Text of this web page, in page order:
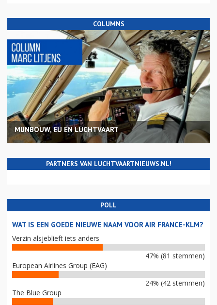
COLUMNS
MIJNBOUW, EU EN LUCHTVAART
PARTNERS VAN LUCHTVAARTNIEUWS.NL!
POLL
WAT IS EEN GOEDE NIEUWE NAAM VOOR AIR FRANCE-KLM?
Verzin alsjeblieft iets anders
47% (81 stemmen)
European Airlines Group (EAG)
24% (42 stemmen)
The Blue Group